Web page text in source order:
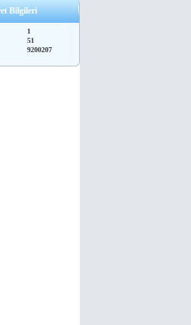
Bilgileri
1
51
9200207